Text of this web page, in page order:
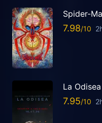
Spider-
7.98
La Odisea
7.95